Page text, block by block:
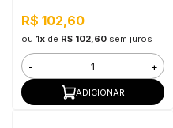
R$ 102,60
ou 1xde R$ 102,60 sem juros
- +
ADICIONAR